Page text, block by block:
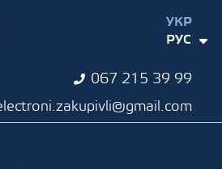
067 215 39 99
УКР
РУС